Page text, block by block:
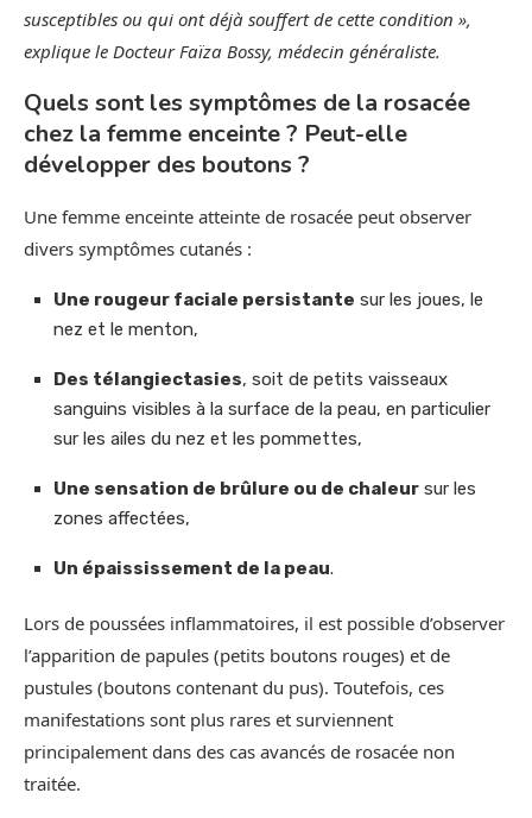
susceptibles ou qui ont déjà souffert de cette condition »,
explique le Docteur Faïza Bossy, médecin généraliste.
Quels sont les symptômes de la rosacée
chez la femme enceinte ? Peut-elle
développer des boutons ?
Une femme enceinte atteinte de rosacée peut observer
divers symptômes cutanés :
Une rougeur faciale persistante sur les joues, le
nez et le menton,
Des télangiectasies, soit de petits vaisseaux
sanguins visibles à la surface de la peau, en particulier
sur les ailes du nez et les pommettes,
Une sensation de brûlure ou de chaleur sur les
zones affectées,
Un épaississement de la peau.
Lors de poussées inflammatoires, il est possible d’observer
l’apparition de papules (petits boutons rouges) et de
pustules (boutons contenant du pus). Toutefois, ces
manifestations sont plus rares et surviennent
principalement dans des cas avancés de rosacée non
traitée.